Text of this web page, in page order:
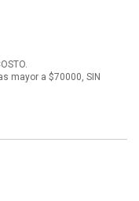
mayor a $70000, SIN